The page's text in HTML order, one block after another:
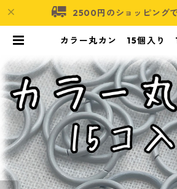
2500円のショッピング
カラー丸カン 15個入り
サリーパーツショップ・
ドメイドパーツ通販 |